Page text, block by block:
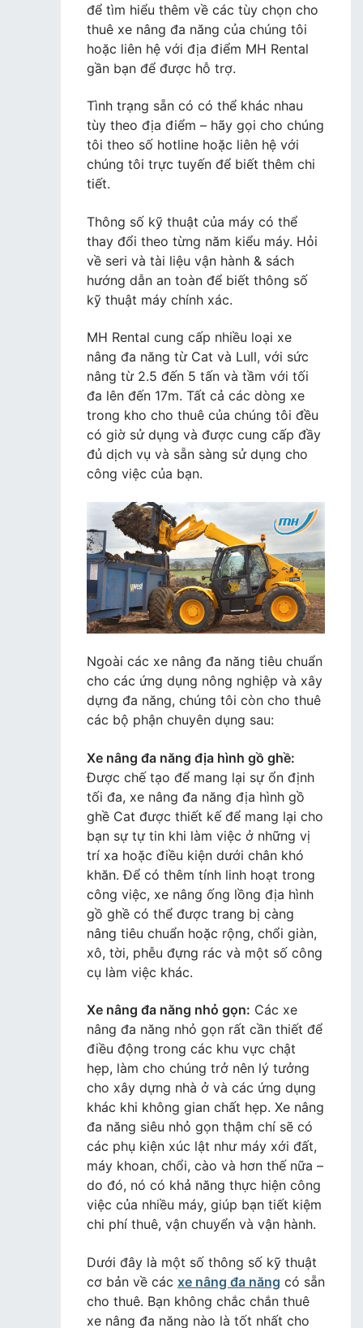
để tìm hiểu thêm về các tùy chọn cho
thuê xe nâng đa năng của chúng tôi
hoặc liên hệ với địa điểm MH Rental
gần bạn để được hỗ trợ.
Tình trạng sẵn có có thể khác nhau
tùy theo địa điểm – hãy gọi cho chúng
tôi theo số hotline hoặc liên hệ với
chúng tôi trực tuyến để biết thêm chi
tiết.
Thông số kỹ thuật của máy có thể
thay đổi theo từng năm kiểu máy. Hỏi
về seri và tài liệu vận hành & sách
hướng dẫn an toàn để biết thông số
kỹ thuật máy chính xác.
MH Rental cung cấp nhiều loại xe
nâng đa năng từ Cat và Lull, với sức
nâng từ 2.5 đến 5 tấn và tầm với tối
đa lên đến 17m. Tất cả các dòng xe
trong kho cho thuê của chúng tôi đều
có giờ sử dụng và được cung cấp đầy
đủ dịch vụ và sẵn sàng sử dụng cho
công việc của bạn.
Ngoài các xe nâng đa năng tiêu chuẩn
cho các ứng dụng nông nghiệp và xây
dựng đa năng, chúng tôi còn cho thuê
các bộ phận chuyên dụng sau:
Xe nâng đa năng địa hình gồ ghề:
Được chế tạo để mang lại sự ổn định
tối đa, xe nâng đa năng địa hình gồ
ghề Cat được thiết kế để mang lại cho
bạn sự tự tin khi làm việc ở những vị
trí xa hoặc điều kiện dưới chân khó
khăn. Để có thêm tính linh hoạt trong
công việc, xe nâng ống lồng địa hình
gồ ghề có thể được trang bị càng
nâng tiêu chuẩn hoặc rộng, chổi giàn,
xô, tời, phễu đựng rác và một số công
cụ làm việc khác.
Xe nâng đa năng nhỏ gọn: Các xe
nâng đa năng nhỏ gọn rất cần thiết để
điều động trong các khu vực chật
hẹp, làm cho chúng trở nên lý tưởng
cho xây dựng nhà ở và các ứng dụng
khác khi không gian chất hẹp. Xe nâng
đa năng siêu nhỏ gọn thậm chí sẽ có
các phụ kiện xúc lật như máy xới đất,
máy khoan, chổi, cào và hơn thế nữa –
do đó, nó có khả năng thực hiện công
việc của nhiều máy, giúp bạn tiết kiệm
chi phí thuê, vận chuyển và vận hành.
Dưới đây là một số thông số kỹ thuật
cơ bản về các xe nâng đa năng có sẵn
cho thuê. Bạn không chắc chắn thuê
xe nâng đa năng nào là tốt nhất cho